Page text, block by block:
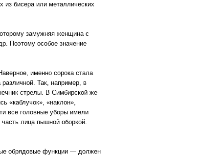
из бисера или металлических
замужняя женщина с
Поэтому особое значение
именно сорока стала
Так, например, в
стрелы. В Симбирской же
«каблучок», «наклон»,
все головные уборы имели
лица пышной оборкой.
обрядовые функции — должен